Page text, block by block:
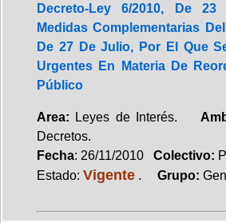
Decreto-Ley 6/2010, De
Medidas Complementarias
De 27 De Julio, Por El Que
Urgentes En Materia De
Público
Area: Leyes de Interés.
Decretos.
Fecha: 26/11/2010 Colectivo:
Estado: Vigente . Grupo: